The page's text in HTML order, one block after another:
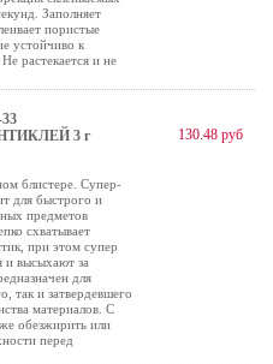
Заполняет
пористые
устойчиво к
растекается и не
3 г
блистере. Супер-
для быстрого и
предметов
схватывает
при этом супер
и высыхают за
для
так и затвердевшего
материалов. С
обезжирить или
перед
130.48 руб